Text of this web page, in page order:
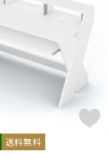
送料無料